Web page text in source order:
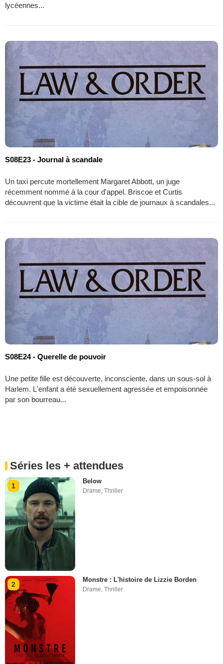
lycéennes...
S08E23 - Journal à scandale
Un taxi percute mortellement Margaret Abbott, un juge
récemment nommé à la cour d'appel. Briscoe et Curtis
découvrent que la victime était la cible de journaux à scandales...
S08E24 - Querelle de pouvoir
Une petite fille est découverte, inconsciente, dans un sous-sol à
Harlem. L'enfant a été sexuellement agressée et empoisonnée
par son bourreau...
Séries les + attendues
1
Below
Drame ,Thriller
2
Monstre : L'histoire de Lizzie Borden
Drame,Thriller